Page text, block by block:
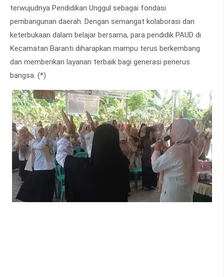
terwujudnya Pendidikan Unggul sebagai fondasi
pembangunan daerah. Dengan semangat kolaborasi dan
keterbukaan dalam belajar bersama, para pendidik PAUD di
Kecamatan Baranti diharapkan mampu terus berkembang
dan memberikan layanan terbaik bagi generasi penerus
bangsa. (*)